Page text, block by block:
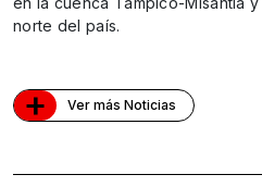
norte del país.
+ Ver más Noticias